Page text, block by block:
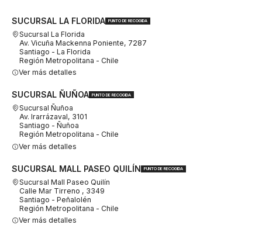
SUCURSAL LA FLORIDA PUNTO DE RECOGIDA
Sucursal La Florida
Av. Vicuña Mackenna Poniente, 7287
Santiago - La Florida
Región Metropolitana - Chile
Ver más detalles
SUCURSAL ÑUÑOA PUNTO DE RECOGIDA
Sucursal Ñuñoa
Av. Irarrázaval, 3101
Santiago - Ñuñoa
Región Metropolitana - Chile
Ver más detalles
SUCURSAL MALL PASEO QUILÍN PUNTO DE RECOGIDA
Sucursal Mall Paseo Quilín
Calle Mar Tirreno , 3349
Santiago - Peñalolén
Región Metropolitana - Chile
Ver más detalles